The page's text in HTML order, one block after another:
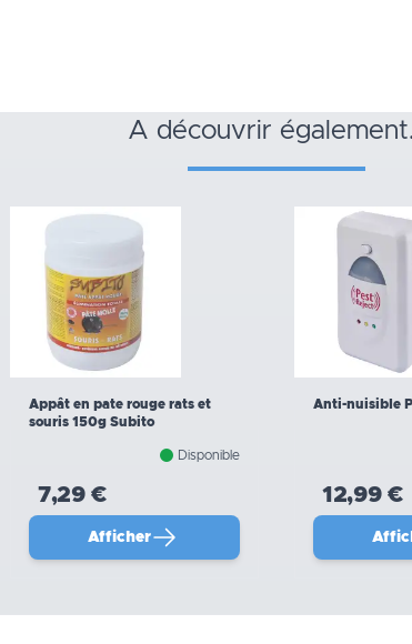
a découvrir
Appât en pate rouge rats et
souris 150g Subito
Disponible
7,29 €
Afficher
Anti-nuisible
12,99 €